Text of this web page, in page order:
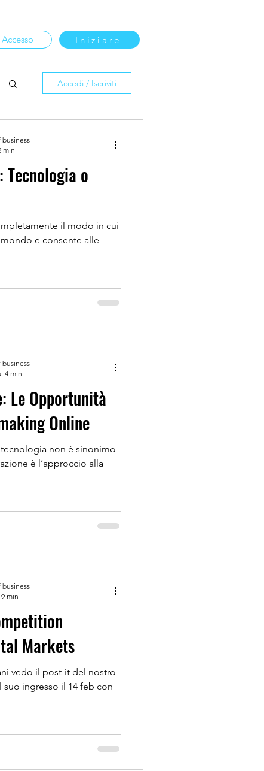
Iniziare
Accesso
Accedi / Iscriviti
o
il modo in cui
e consente alle
min
Le Opportunità
Online
non è sinonimo
è l’approccio alla
4 min
Markets
vedo il post-it del nostro
suo ingresso il 14 feb con
min